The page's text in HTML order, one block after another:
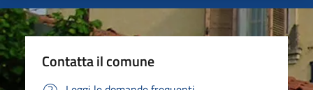
Contatta il comune